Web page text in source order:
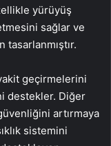
yürüyüş
sağlar ve
tasarlanmıştır.
geçirmelerini
destekler. Diğer
artırmaya
sistemini